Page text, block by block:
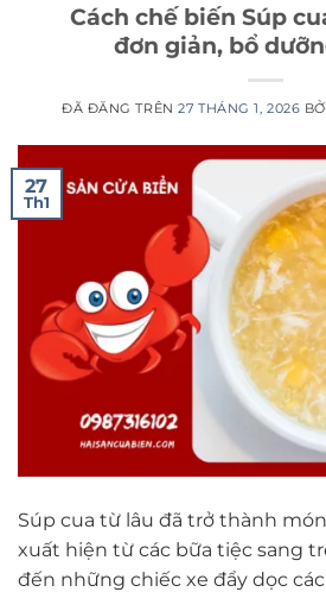
Cách chế biến Súp
đơn giản, bổ
ĐÃ ĐĂNG TRÊN27 THÁNG 1, 2026
27
Th1
Súp cua từ lâu đã trở thành
xuất hiện từ các bữa tiệc sang
đến những chiếc xe đẩy dọc